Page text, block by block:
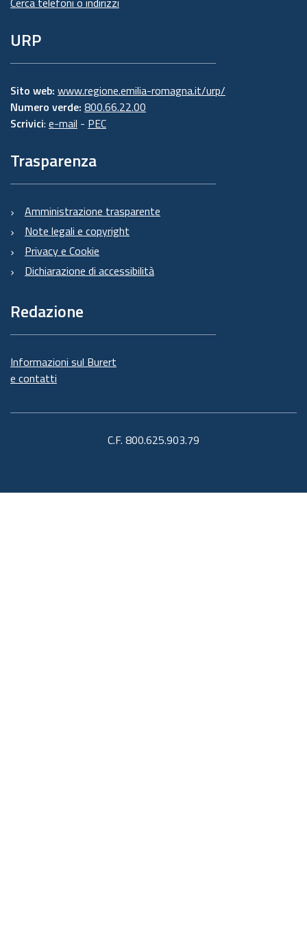
URP
Sito web: www.regione.emilia-romagna.it/urp/
Numero verde: 800.66.22.00
Scrivici: e-mail - PEC
Trasparenza
Amministrazione trasparente
Note legali e copyright
Privacy e Cookie
Dichiarazione di accessibilità
Redazione
Informazioni sul Burert
e contatti
C.F. 800.625.903.79